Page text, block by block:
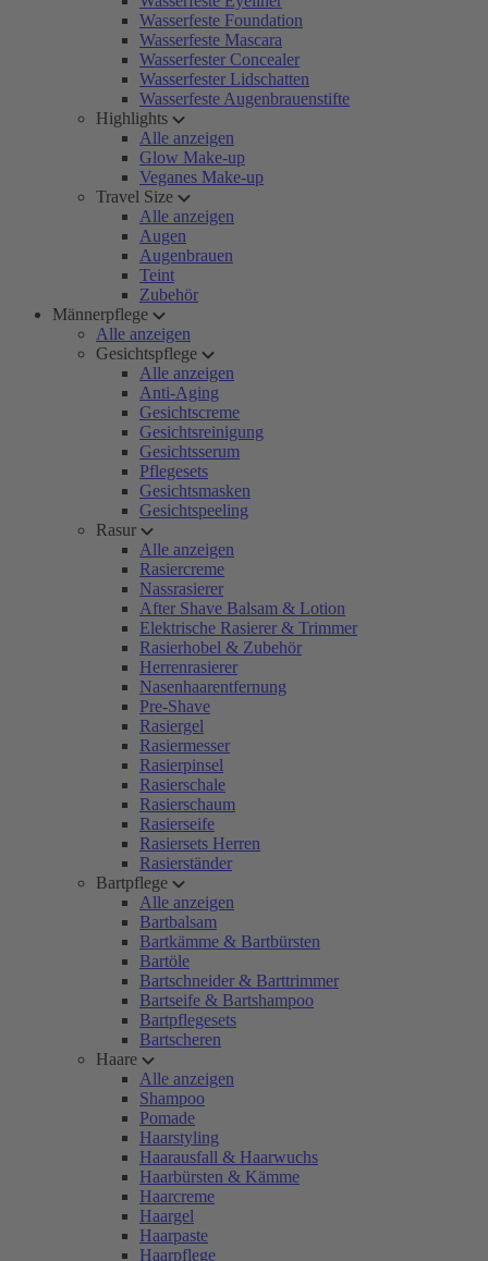
Wasserfeste Foundation
Wasserfeste Mascara
Wasserfester Concealer
Wasserfester Lidschatten
Wasserfeste Augenbrauenstifte
Highlights
Alle anzeigen
Glow Make-up
Veganes Make-up
Travel Size
Alle anzeigen
Augen
Augenbrauen
Teint
Zubehör
Männerpflege
Alle anzeigen
Gesichtspflege
Alle anzeigen
Anti-Aging
Gesichtscreme
Gesichtsreinigung
Gesichtsserum
Pflegesets
Gesichtsmasken
Gesichtspeeling
Rasur
Alle anzeigen
Rasiercreme
Nassrasierer
After Shave Balsam & Lotion
Elektrische Rasierer & Trimmer
Rasierhobel & Zubehör
Herrenrasierer
Nasenhaarentfernung
Pre-Shave
Rasiergel
Rasiermesser
Rasierpinsel
Rasierschale
Rasierschaum
Rasierseife
Rasiersets Herren
Rasierständer
Bartpflege
Alle anzeigen
Bartbalsam
Bartkämme & Bartbürsten
Bartöle
Bartschneider & Barttrimmer
Bartseife & Bartshampoo
Bartpflegesets
Bartscheren
Haare
Alle anzeigen
Shampoo
Pomade
Haarstyling
Haarausfall & Haarwuchs
Haarbürsten & Kämme
Haarcreme
Haargel
Haarpaste
Haarpflege